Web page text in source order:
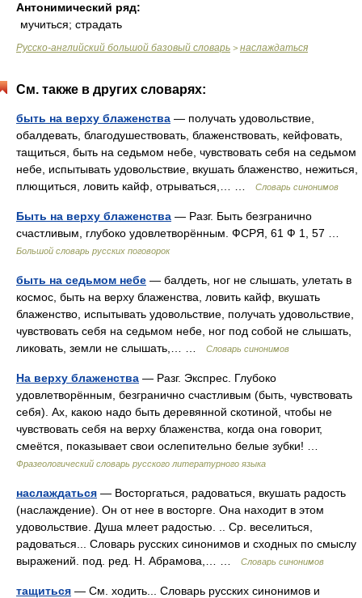
Антонимический ряд:
мучиться; страдать
Русско-английский большой базовый словарь > наслаждаться
См. также в других словарях:
быть на верху блаженства — получать удовольствие,
обалдевать, благодушествовать, блаженствовать, кейфовать,
тащиться, быть на седьмом небе, чувствовать себя на седьмом
небе, испытывать удовольствие, вкушать блаженство, нежиться,
плющиться, ловить кайф, отрываться,… …
Словарь синонимов
Быть на верху блаженства — Разг. Быть безгранично
счастливым, глубоко удовлетворённым. ФСРЯ, 61 Ф 1, 57 …
Большой словарь русских поговорок
быть на седьмом небе — балдеть, ног не слышать, улетать в
космос, быть на верху блаженства, ловить кайф, вкушать
блаженство, испытывать удовольствие, получать удовольствие,
чувствовать себя на седьмом небе, ног под собой не слышать,
ликовать, земли не слышать,… …
Словарь синонимов
На верху блаженства — Разг. Экспрес. Глубоко
удовлетворённым, безгранично счастливым (быть, чувствовать
себя). Ах, какою надо быть деревянной скотиной, чтобы не
чувствовать себя на верху блаженства, когда она говорит,
смеётся, показывает свои ослепительно белые зубки! …
Фразеологический словарь русского литературного языка
наслаждаться — Восторгаться, радоваться, вкушать радость
(наслаждение). Он от нее в восторге. Она находит в этом
удовольствие. Душа млеет радостью. .. Ср. веселиться,
радоваться... Словарь русских синонимов и сходных по смыслу
выражений. под. ред. Н. Абрамова,… …
Словарь синонимов
тащиться — См. ходить... Словарь русских синонимов и